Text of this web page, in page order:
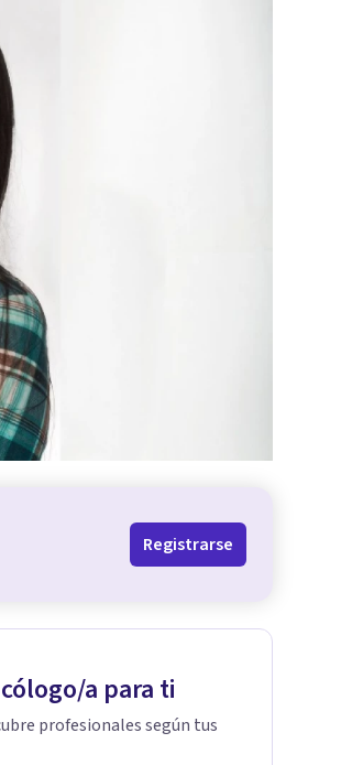
Registrarse
a para ti
profesionales según tus